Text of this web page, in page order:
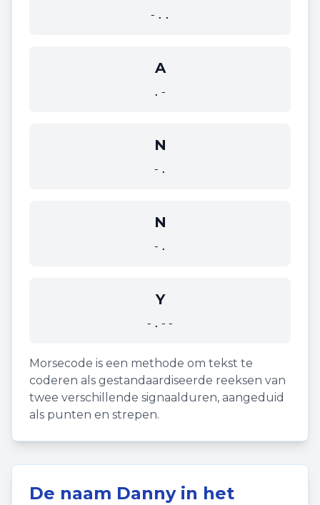
-..
A
.-
N
-.
N
-.
Y
-.--
Morsecode is een methode om tekst te
coderen als gestandaardiseerde reeksen van
twee verschillende signaalduren, aangeduid
als punten en strepen.
De naam Dannyin het